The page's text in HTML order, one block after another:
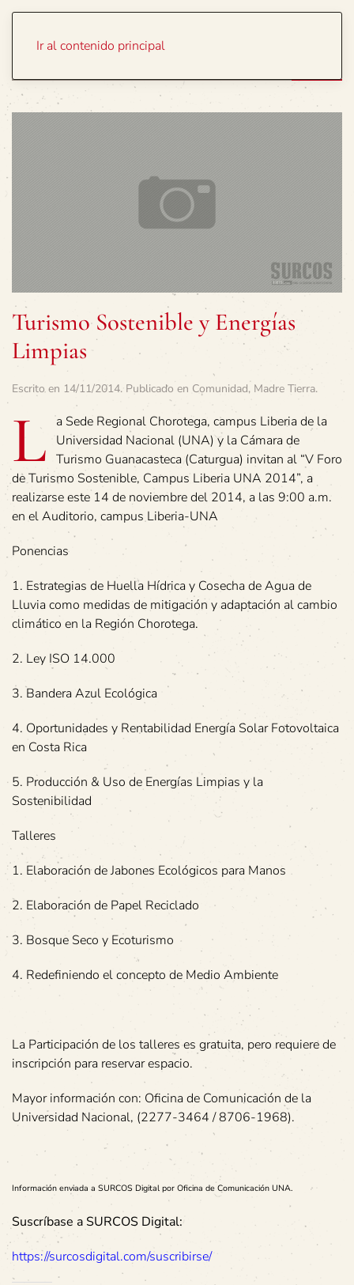
Ir al contenido principal
Turismo Sostenible y Energías
Limpias
Escrito en 14/11/2014. Publicado en Comunidad, Madre Tierra.
L
a Sede Regional Chorotega, campus Liberia de la
Universidad Nacional (UNA) y la Cámara de
Turismo Guanacasteca (Caturgua) invitan al “V Foro
de Turismo Sostenible, Campus Liberia UNA 2014”, a
realizarse este 14 de noviembre del 2014, a las 9:00 a.m.
en el Auditorio, campus Liberia-UNA
Ponencias
1. Estrategias de Huella Hídrica y Cosecha de Agua de
Lluvia como medidas de mitigación y adaptación al cambio
climático en la Región Chorotega.
2. Ley ISO 14.000
3. Bandera Azul Ecológica
4. Oportunidades y Rentabilidad Energía Solar Fotovoltaica
en Costa Rica
5. Producción & Uso de Energías Limpias y la
Sostenibilidad
Talleres
1. Elaboración de Jabones Ecológicos para Manos
2. Elaboración de Papel Reciclado
3. Bosque Seco y Ecoturismo
4. Redefiniendo el concepto de Medio Ambiente
La Participación de los talleres es gratuita, pero requiere de
inscripción para reservar espacio.
Mayor información con: Oficina de Comunicación de la
Universidad Nacional, (2277-3464 / 8706-1968).
Información enviada a SURCOS Digital por Oficina de Comunicación UNA.
Suscríbase a SURCOS Digital:
https://surcosdigital.com/suscribirse/